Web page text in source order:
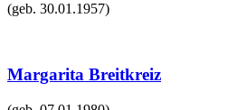
(geb. 30.01.1957)
Margarita Breitkreiz